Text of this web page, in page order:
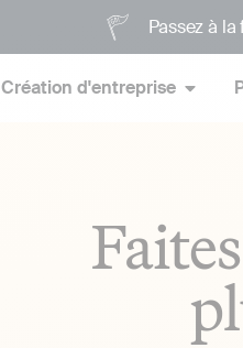
Passez à
Création d'entreprise